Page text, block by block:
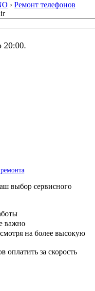
› Ремонт телефонов
20:00.
выбор сервисного
важно
на более высокую
оплатить за скорость